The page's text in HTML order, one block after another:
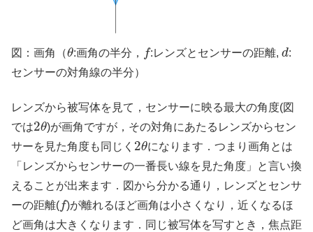
図：画角（θ
θ:画角の半分， f:レンズとセンサーの距離,dd:
センサーの対角線の半分）
レンズから被写体を見て，センサーに映る最大の角度(図
では2θ
2θ)が画角ですが，その対角にあたるレンズからセン
サーを見た角度も同じく 2θ
2θになります．つまり画角とは
「レンズからセンサーの一番長い線を見た角度」と言い換
えることが出来ます．図から分かる通り，レンズとセンサ
ーの距離(f)が離れるほど画角は小さくなり，近くなるほ
ど画角は大きくなります．同じ被写体を写すとき，焦点距